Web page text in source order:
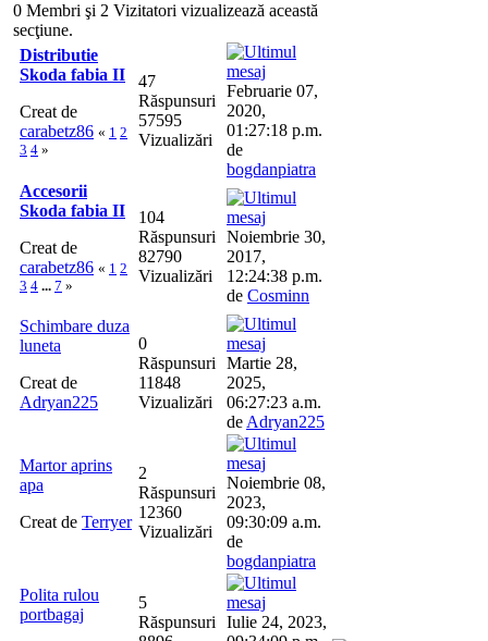
0 Membri şi 2 Vizitatori vizualizează această
secţiune.
Distributie
Skoda fabia II
Creat de
carabetz86 « 1 2
3 4 »
47
Răspunsuri
57595
Vizualizări
Februarie 07,
2020,
01:27:18 p.m.
de
bogdanpiatra
Accesorii
Skoda fabia II
Creat de
carabetz86 « 1 2
3 4 ... 7 »
104
Răspunsuri
82790
Vizualizări
Noiembrie 30,
2017,
12:24:38 p.m.
de Cosminn
Schimbare duza
luneta
Creat de
Adryan225
0
Răspunsuri
11848
Vizualizări
Martie 28,
2025,
06:27:23 a.m.
de Adryan225
Martor aprins
apa
Creat de Terryer
2
Răspunsuri
12360
Vizualizări
Noiembrie 08,
2023,
09:30:09 a.m.
de
bogdanpiatra
Polita rulou
portbagaj
5
Răspunsuri
Iulie 24, 2023,